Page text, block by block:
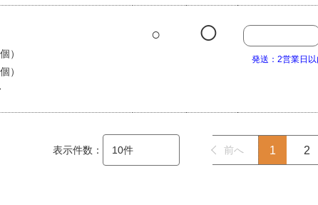
）
）
○ ◯
発送：2営業日以
表示件数： 前へ 1 2